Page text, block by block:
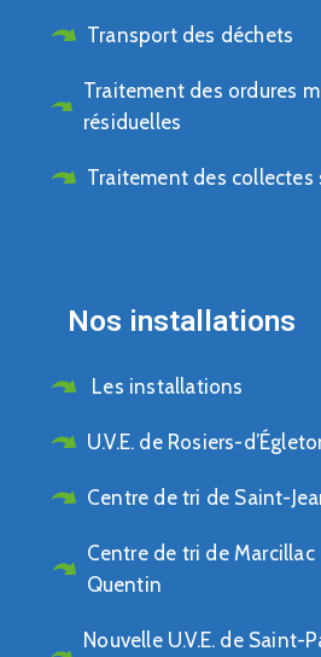
Transport des déchets
Traitement des ordures
résiduelles
Traitement des collectes
Nos installations
Les installations
U.V.E. de Rosiers-
Centre de tri de Saint-
Centre de tri de
Quentin
Nouvelle U.V.E. de Saint-